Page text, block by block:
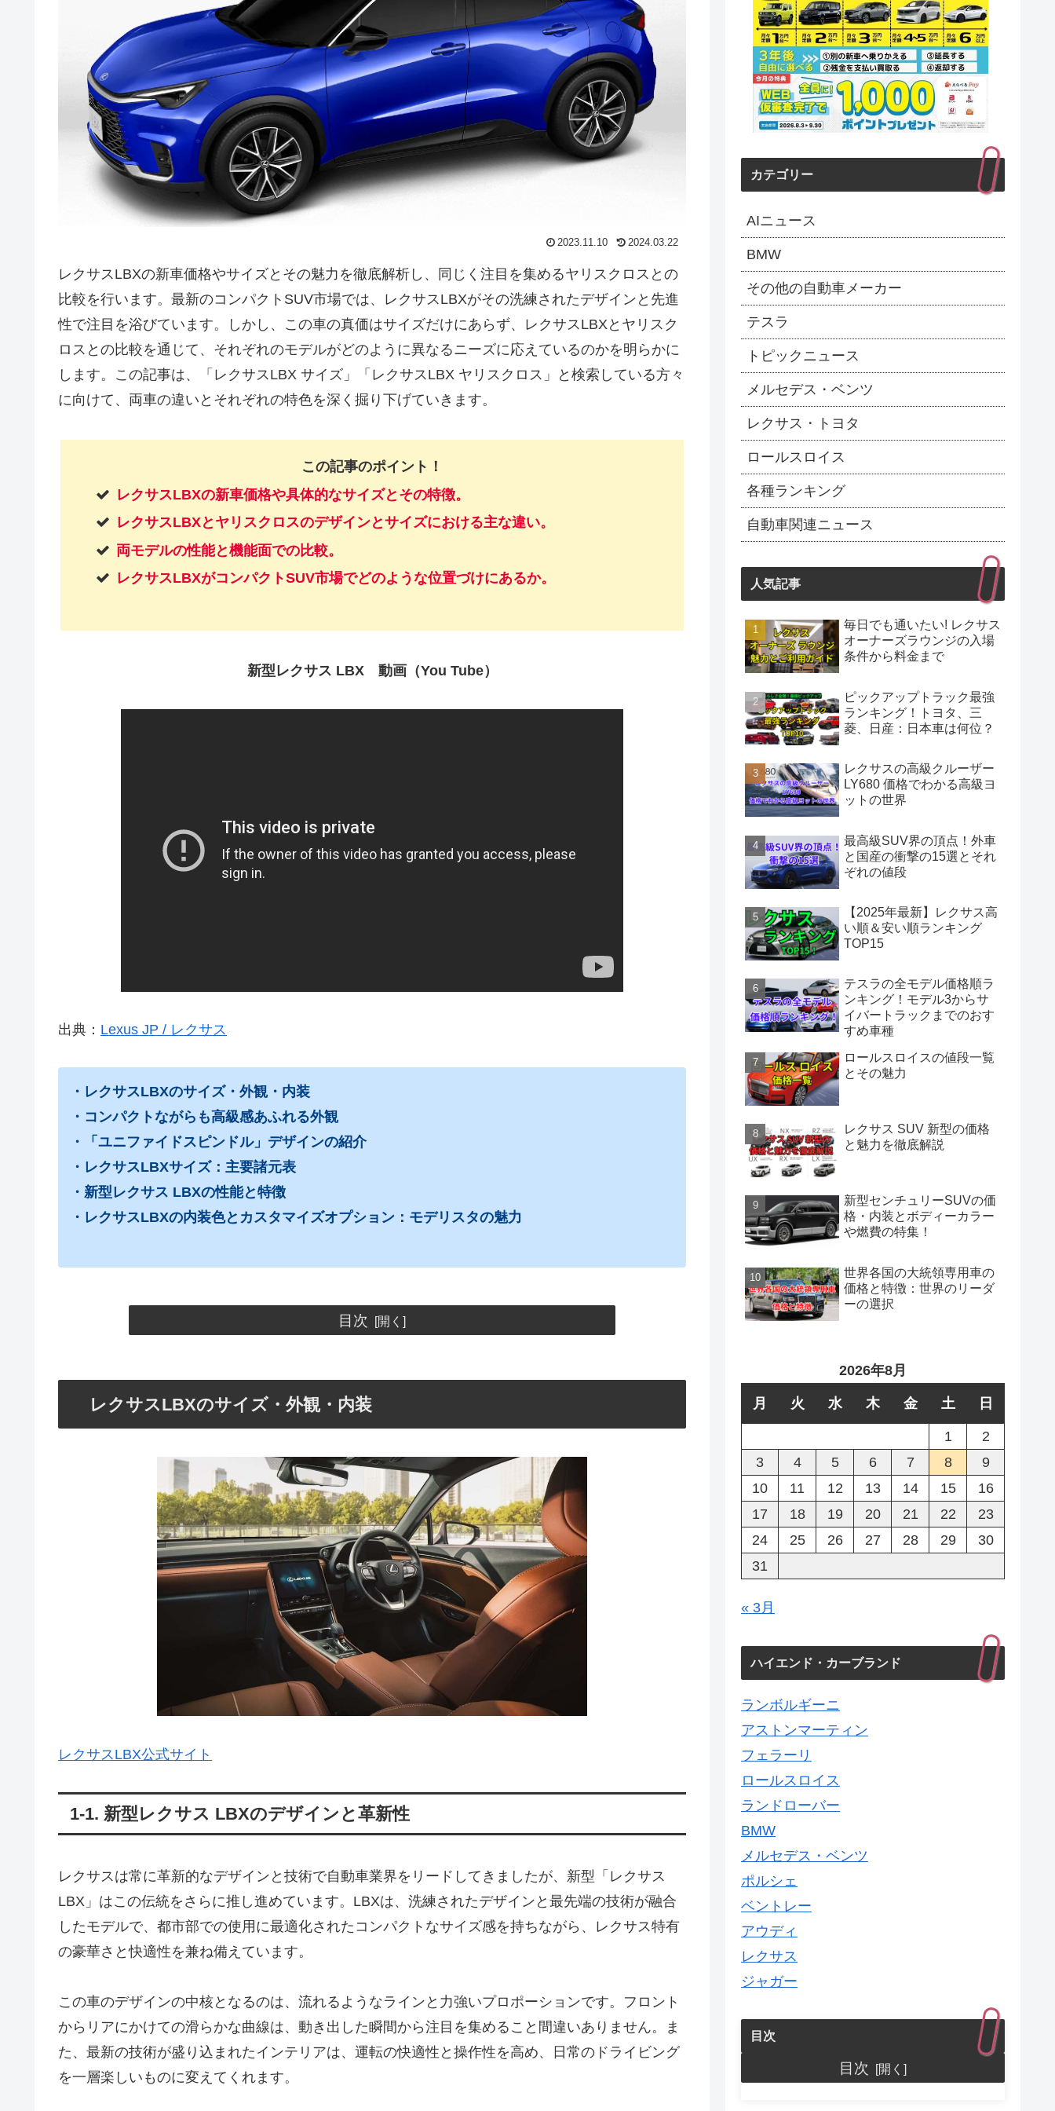
2023.11.10 2024.03.22
レクサスLBXの新車価格やサイズとその魅力を徹底解析し、同じく注目を集めるヤリスクロスとの
比較を行います。最新のコンパクトSUV市場では、レクサスLBXがその洗練されたデザインと先進
性で注目を浴びています。しかし、この車の真価はサイズだけにあらず、レクサスLBXとヤリスク
ロスとの比較を通じて、それぞれのモデルがどのように異なるニーズに応えているのかを明らかに
します。この記事は、「レクサスLBX サイズ」「レクサスLBX ヤリスクロス」と検索している方々
に向けて、両車の違いとそれぞれの特色を深く掘り下げていきます。
この記事のポイント！
レクサスLBXの新車価格や具体的なサイズとその特徴。
レクサスLBXとヤリスクロスのデザインとサイズにおける主な違い。
両モデルの性能と機能面での比較。
レクサスLBXがコンパクトSUV市場でどのような位置づけにあるか。
新型レクサス LBX 動画（You Tube）
出典： Lexus JP / レクサス
・レクサスLBXのサイズ・外観・内装
・コンパクトながらも高級感あふれる外観
・「ユニファイドスピンドル」デザインの紹介
・レクサスLBXサイズ：主要諸元表
・新型レクサス LBXの性能と特徴
・レクサスLBXの内装色とカスタマイズオプション：モデリスタの魅力
目次
レクサスLBXのサイズ・外観・内装
レクサスLBX公式サイト
1-1. 新型レクサス LBXのデザインと革新性
レクサスは常に革新的なデザインと技術で自動車業界をリードしてきましたが、新型「レクサス
LBX」はこの伝統をさらに推し進めています。LBXは、洗練されたデザインと最先端の技術が融合
したモデルで、都市部での使用に最適化されたコンパクトなサイズ感を持ちながら、レクサス特有
の豪華さと快適性を兼ね備えています。
この車のデザインの中核となるのは、流れるようなラインと力強いプロポーションです。フロント
からリアにかけての滑らかな曲線は、動き出した瞬間から注目を集めること間違いありません。ま
た、最新の技術が盛り込まれたインテリアは、運転の快適性と操作性を高め、日常のドライビング
を一層楽しいものに変えてくれます。
カテゴリー
AIニュース
BMW
その他の自動車メーカー
テスラ
トピックニュース
メルセデス・ベンツ
レクサス・トヨタ
ロールスロイス
各種ランキング
自動車関連ニュース
人気記事
毎日でも通いたい! レクサス
オーナーズラウンジの入場
条件から料金まで
ピックアップトラック最強
ランキング！トヨタ、三
菱、日産：日本車は何位？
レクサスの高級クルーザー
LY680 価格でわかる高級ヨ
ットの世界
最高級SUV界の頂点！外車
と国産の衝撃の15選とそれ
ぞれの値段
【2025年最新】レクサス高
い順＆安い順ランキング
TOP15
テスラの全モデル価格順ラ
ンキング！モデル3からサ
イバートラックまでのおす
すめ車種
ロールスロイスの値段一覧
とその魅力
レクサス SUV 新型の価格
と魅力を徹底解説
新型センチュリーSUVの価
格・内装とボディーカラー
や燃費の特集！
世界各国の大統領専用車の
価格と特徴：世界のリーダ
ーの選択
2026年8月
月 火 水 木 金 土 日
1
2
3
4 5 6 7 8
9
10
11 12 13 14 15
16
17
18 19 20 21 22
23
24
25 26 27 28 29
30
31
« 3月
ハイエンド・カーブランド
ランボルギーニ
アストンマーティン
フェラーリ
ロールスロイス
ランドローバー
BMW
メルセデス・ベンツ
ポルシェ
ベントレー
アウディ
レクサス
ジャガー
目次
目次